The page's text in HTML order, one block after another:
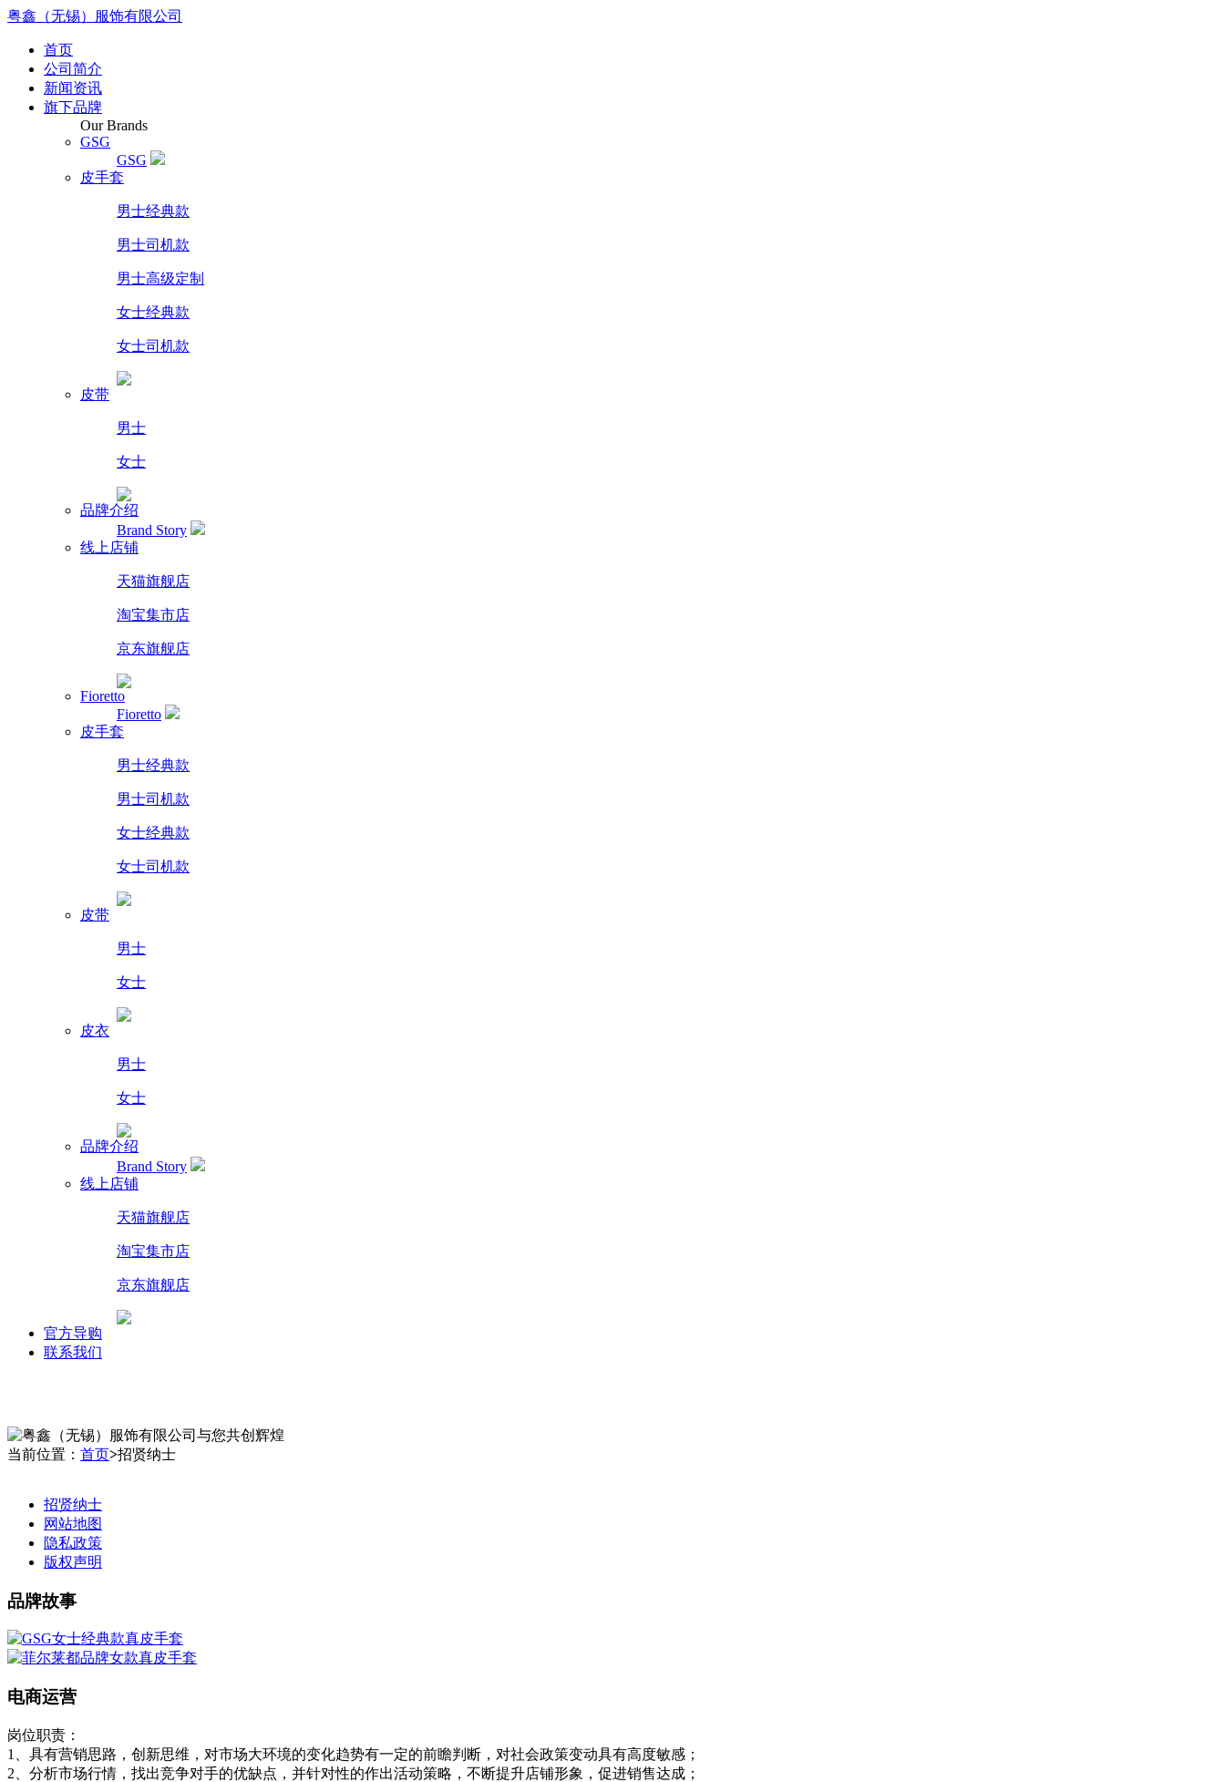
粤鑫（无锡）服饰有限公司
首页
公司简介
新闻资讯
旗下品牌
Our Brands
GSG
GSG
皮手套
男士经典款
男士司机款
男士高级定制
女士经典款
女士司机款
皮带
男士
女士
品牌介绍
Brand Story
线上店铺
天猫旗舰店
淘宝集市店
京东旗舰店
Fioretto
Fioretto
皮手套
男士经典款
男士司机款
女士经典款
女士司机款
皮带
男士
女士
皮衣
男士
女士
品牌介绍
Brand Story
线上店铺
天猫旗舰店
淘宝集市店
京东旗舰店
官方导购
联系我们
当前位置： 首页>招贤纳士
招贤纳士
网站地图
隐私政策
版权声明
品牌故事
电商运营
岗位职责：
1、具有营销思路，创新思维，对市场大环境的变化趋势有一定的前瞻判断，对社会政策变动具有高度敏感；
2、分析市场行情，找出竞争对手的优缺点，并针对性的作出活动策略，不断提升店铺形象，促进销售达成；